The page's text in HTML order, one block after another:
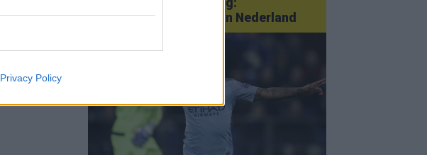
Privacy Policy
Van Götze tot Sterling:
statementtransfers in Nederland